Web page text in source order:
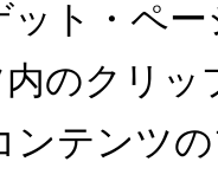
ット・ペ
のクリ
ンテンツ